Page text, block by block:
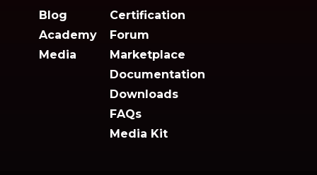
Blog
Academy
Media
Certification
Forum
Marketplace
Documentation
Downloads
FAQs
Media Kit